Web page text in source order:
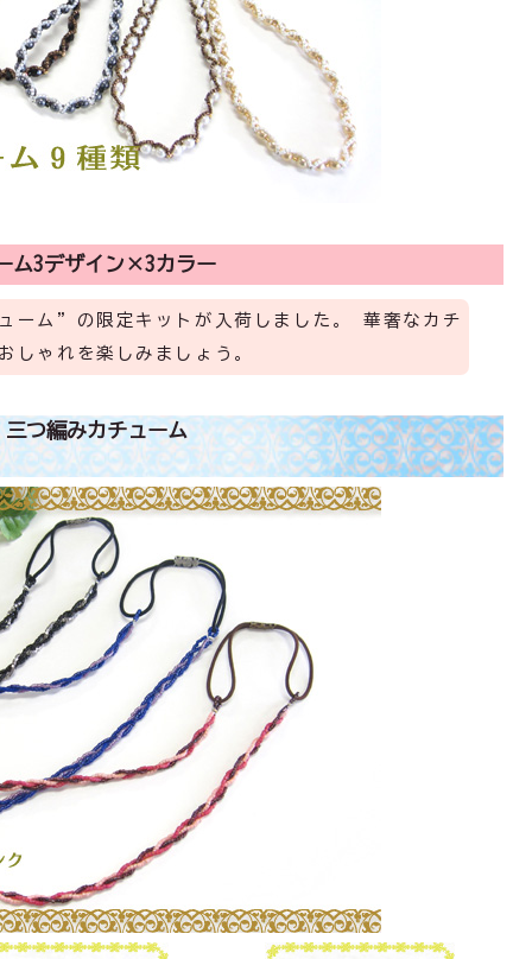
ム3デザイン×3カラー
ーム”の限定キットが入荷しました。 華奢なカチ
しゃれを楽しみましょう。
三つ編みカチューム